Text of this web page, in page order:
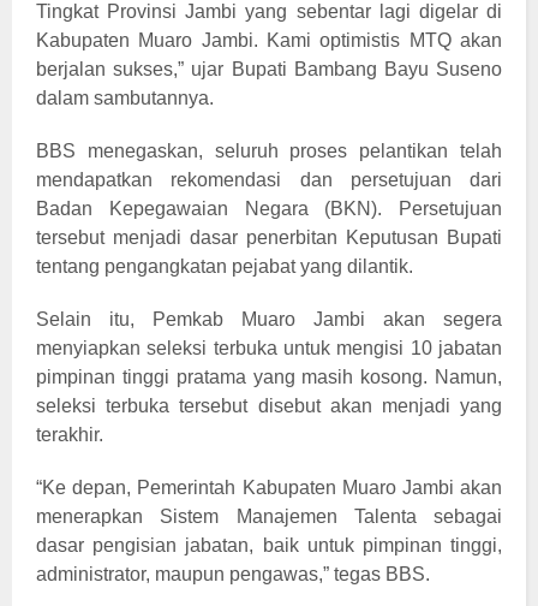
Tingkat Provinsi Jambi yang sebentar lagi digelar di
Kabupaten Muaro Jambi. Kami optimistis MTQ akan
berjalan sukses,” ujar Bupati Bambang Bayu Suseno
dalam sambutannya.
BBS menegaskan, seluruh proses pelantikan telah
mendapatkan rekomendasi dan persetujuan dari
Badan Kepegawaian Negara (BKN). Persetujuan
tersebut menjadi dasar penerbitan Keputusan Bupati
tentang pengangkatan pejabat yang dilantik.
Selain itu, Pemkab Muaro Jambi akan segera
menyiapkan seleksi terbuka untuk mengisi 10 jabatan
pimpinan tinggi pratama yang masih kosong. Namun,
seleksi terbuka tersebut disebut akan menjadi yang
terakhir.
“Ke depan, Pemerintah Kabupaten Muaro Jambi akan
menerapkan Sistem Manajemen Talenta sebagai
dasar pengisian jabatan, baik untuk pimpinan tinggi,
administrator, maupun pengawas,” tegas BBS.